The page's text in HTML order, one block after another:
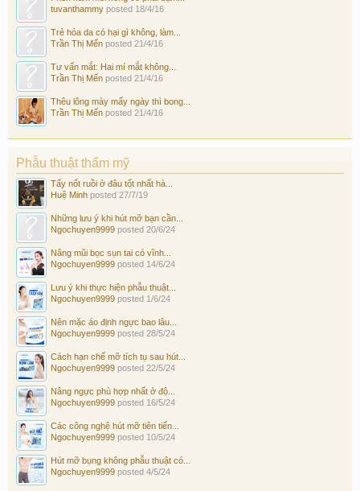
tuvanthammy posted 18/4/16
Trẻ hóa da có hại gì không, làm...
Trần Thị Mến posted 21/4/16
Tư vấn mắt: Hai mí mắt không...
Trần Thị Mến posted 21/4/16
Thêu lông mày mấy ngày thì bong...
Trần Thị Mến posted 21/4/16
Phẫu thuật thẩm mỹ
Tẩy nốt ruồi ở đâu tốt nhất hà...
Huệ Minh posted 27/7/19
Những lưu ý khi hút mỡ bạn cần...
Ngochuyen9999 posted 20/6/24
Nâng mũi bọc sụn tai có vĩnh...
Ngochuyen9999 posted 14/6/24
Lưu ý khi thực hiện phẫu thuật...
Ngochuyen9999 posted 1/6/24
Nên mặc áo định ngực bao lâu...
Ngochuyen9999 posted 28/5/24
Cách hạn chế mỡ tích tụ sau hút...
Ngochuyen9999 posted 22/5/24
Nâng ngực phù hợp nhất ở độ...
Ngochuyen9999 posted 16/5/24
Các công nghệ hút mỡ tiên tiến...
Ngochuyen9999 posted 10/5/24
Hút mỡ bụng không phẫu thuật có...
Ngochuyen9999 posted 4/5/24